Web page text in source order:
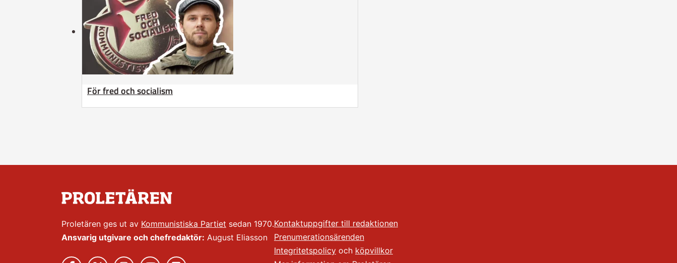
För fred och socialism
Proletären ges ut av Kommunistiska Partiet sedan 1970.
Ansvarig utgivare och chefredaktör: August Eliasson
Kontaktuppgifter till redaktionen
Prenumerationsärenden
Integritetspolicy och köpvillkor